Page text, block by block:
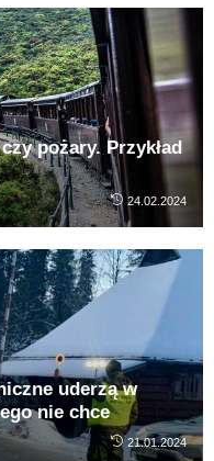
pożary. Przykład
24.02.2024
uderzą w
nie chce
21.01.2024